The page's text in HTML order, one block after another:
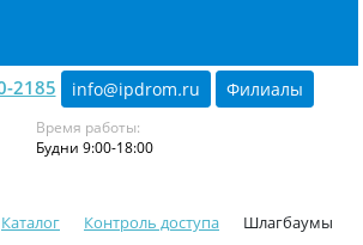
2185 info@ipdrom.ru Филиалы
Время работы:
Будни 9:00-18:00
Каталог Контроль доступа Шлагбаумы